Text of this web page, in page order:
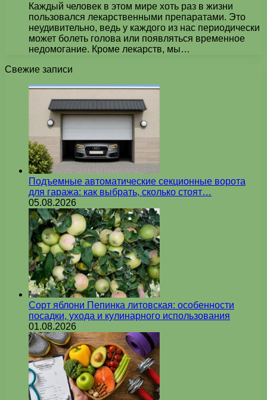
Каждый человек в этом мире хоть раз в жизни
пользовался лекарственными препаратами. Это
неудивительно, ведь у каждого из нас периодически
может болеть голова или появляться временное
недомогание. Кроме лекарств, мы…
Свежие записи
Подъемные автоматические секционные ворота
для гаража: как выбрать, сколько стоят…
05.08.2026
Сорт яблони Пепинка литовская: особенности
посадки, ухода и кулинарного использования
01.08.2026